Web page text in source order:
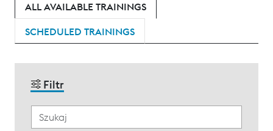
ALL AVAILABLE TRAININGS
SCHEDULED TRAININGS
Filtr